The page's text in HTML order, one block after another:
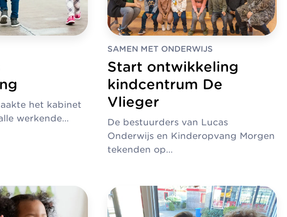
het kabinet
werkende…
SAMEN MET ONDERWIJS
Start ontwikkeling
kindcentrum De
Vlieger
De bestuurders van Lucas
Onderwijs en Kinderopvang Morgen
tekenden op…